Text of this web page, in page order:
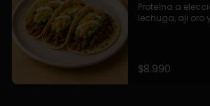
Proteína a
lechuga, aji oro
$8.990